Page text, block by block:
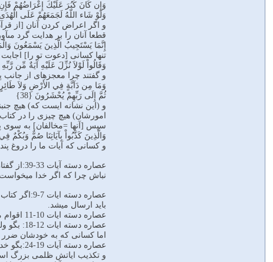
وَإِن كَانَ كَبُرَ عَلَيْكَ إِعْرَاضُهُمْ
وَلَوْ شَاء اللّهُ لَجَمَعَهُمْ عَلَى الْهُدَى
و اگر اعراض كردن آنان [از
قطعا آنان را بر هدايت گرد
إِنَّمَا يَسْتَجِيبُ الَّذِينَ يَسْمَعُونَ
تنها كسانى [دعوت تو را]
وَقَالُواْ لَوْلاَ نُزِّلَ عَلَيْهِ آيَةٌ مِّن
و گفتند چرا معجزه‏اى از جانب
وَمَا مِن دَآبَّةٍ فِي الأَرْضِ وَلاَ
ثُمَّ إِلَى رَبِّهِمْ يُحْشَرُونَ {38}
و (این نشانه ایست که) هيچ
امورشان) هيچ چيزى را در
سپس [آنها =مخالفان] به سوى
وَالَّذِينَ كَذَّبُواْ بِآيَاتِنَا صُمٌّ
و كسانى كه آيات ما را دروغ
عصاره
نباش چرا که اگر خدا میخواست
عصاره
باید ارسال میشد.
عصاره دسته ایات 10-11 اقوام مکذب قبل از تو هم رسولانشان را استهزا کردند اما هلاک شدند.
عصاره
اما کسانی که به خودشان ضرر
عصاره
و تکذیب ایاتش ظلمی بزرگ